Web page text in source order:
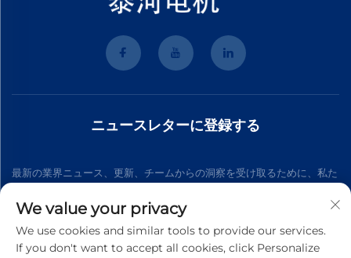
ニュースレターに登録する
最新の業界ニュース、更新、チームからの洞察を受け取るために、私た
購読する
We value your privacy
We use cookies and similar tools to provide our services.
If you don't want to accept all cookies, click Personalize